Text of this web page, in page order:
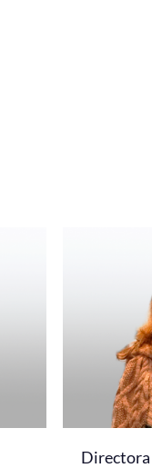
Directora